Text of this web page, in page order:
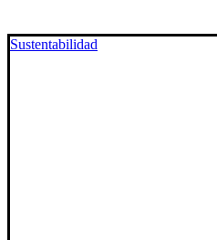
Sustentabilidad